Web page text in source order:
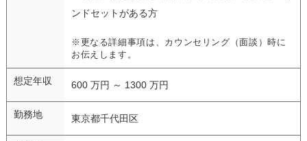
ンドセットがある方
※更なる詳細事項は、カウンセリング（面談）時に
お伝えします。
想定年収 600 万円 ～ 1300 万円
勤務地 東京都千代田区